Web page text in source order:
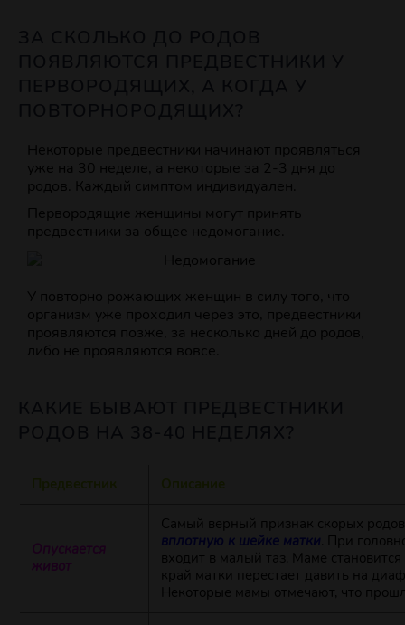
Некоторые предвестники начинают проявляться
уже на 30 неделе, а некоторые за 2-3 дня до
родов. Каждый симптом индивидуален.
Первородящие женщины могут принять
предвестники за общее недомогание.
У повторно рожающих женщин в силу того, что
организм уже проходил через это, предвестники
проявляются позже, за несколько дней до родов,
либо не проявляются вовсе.
Предвестник Описание
Опускается
живот
Самый верный признак скорых
вплотную к шейке матки . При
входит в малый таз. Маме
край матки перестает давить на
Некоторые мамы отмечают, что